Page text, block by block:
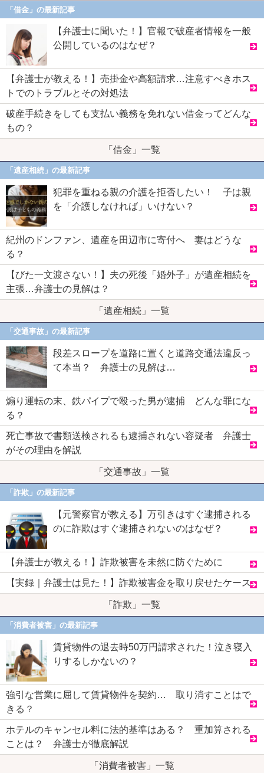
「借金」の最新記事
【弁護士に聞いた！】官報で破産者情報を一般
公開しているのはなぜ？
【弁護士が教える！】売掛金や高額請求…注意すべきホス
トでのトラブルとその対処法
破産手続きをしても支払い義務を免れない借金ってどんな
もの？
「借金」一覧
「遺産相続」の最新記事
犯罪を重ねる親の介護を拒否したい！ 子は親
を「介護しなければ」いけない？
紀州のドンファン、遺産を田辺市に寄付へ 妻はどうな
る？
【びた一文渡さない！】夫の死後「婚外子」が遺産相続を
主張…弁護士の見解は？
「遺産相続」一覧
「交通事故」の最新記事
段差スロープを道路に置くと道路交通法違反っ
て本当？ 弁護士の見解は…
煽り運転の末、鉄パイプで殴った男が逮捕 どんな罪にな
る？
死亡事故で書類送検されるも逮捕されない容疑者 弁護士
がその理由を解説
「交通事故」一覧
「詐欺」の最新記事
【元警察官が教える】万引きはすぐ逮捕される
のに詐欺はすぐ逮捕されないのはなぜ？
【弁護士が教える！】詐欺被害を未然に防ぐために
【実録｜弁護士は見た！】詐欺被害金を取り戻せたケース
「詐欺」一覧
「消費者被害」の最新記事
賃貸物件の退去時50万円請求された！泣き寝入
りするしかないの？
強引な営業に屈して賃貸物件を契約… 取り消すことはで
きる？
ホテルのキャンセル料に法的基準はある？ 重加算される
ことは？ 弁護士が徹底解説
「消費者被害」一覧